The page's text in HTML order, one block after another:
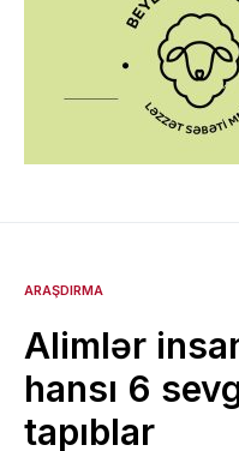
ARAŞDIRMA
Alimlər
hansı 6
tapıblar